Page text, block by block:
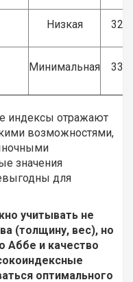
Низкая 32
Минимальная 33
индексы отражают
возможностями,
значения
для
учитывать не
(толщину, вес), но
Аббе и качество
оптимального